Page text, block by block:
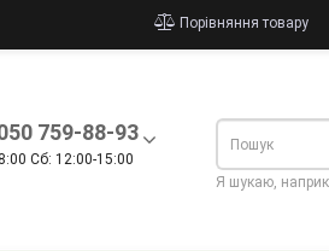
Порівняння товару
759-88-93
Сб: 12:00-15:00
Я шукаю,